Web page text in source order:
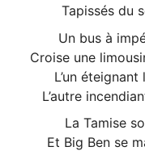
Tapissés du
Un bus à
Croise une
L’un
L’autre
La Tamise
Et Big Ben se